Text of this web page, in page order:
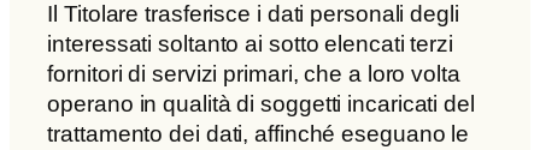
Il Titolare trasferisce i dati personali degli
interessati soltanto ai sotto elencati terzi
fornitori di servizi primari, che a loro volta
operano in qualità di soggetti incaricati del
trattamento dei dati, affinché eseguano le